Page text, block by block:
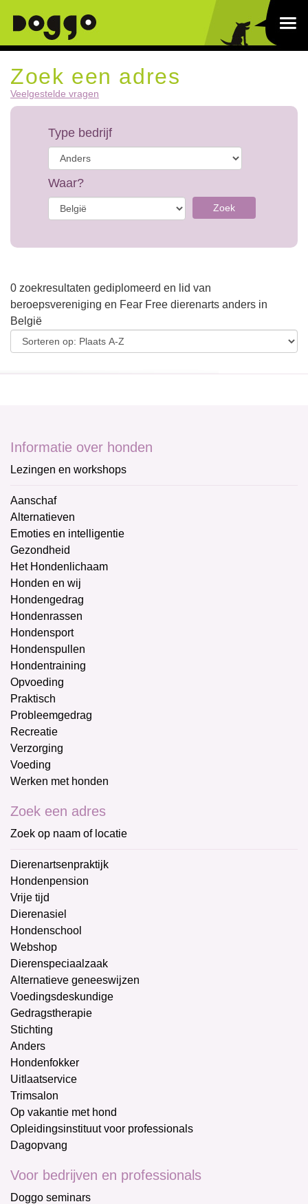
Zoek een adres
Veelgestelde vragen
Type bedrijf
Waar?
Zoek
0 zoekresultaten gediplomeerd en lid van
beroepsvereniging en Fear Free dierenarts anders in
België
Informatie over honden
Lezingen en workshops
Aanschaf
Alternatieven
Emoties en intelligentie
Gezondheid
Het Hondenlichaam
Honden en wij
Hondengedrag
Hondenrassen
Hondensport
Hondenspullen
Hondentraining
Opvoeding
Praktisch
Probleemgedrag
Recreatie
Verzorging
Voeding
Werken met honden
Zoek een adres
Zoek op naam of locatie
Dierenartsenpraktijk
Hondenpension
Vrije tijd
Dierenasiel
Hondenschool
Webshop
Dierenspeciaalzaak
Alternatieve geneeswijzen
Voedingsdeskundige
Gedragstherapie
Stichting
Anders
Hondenfokker
Uitlaatservice
Trimsalon
Op vakantie met hond
Opleidingsinstituut voor professionals
Dagopvang
Voor bedrijven en professionals
Doggo seminars